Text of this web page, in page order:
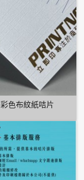
彩色布紋紙咭片